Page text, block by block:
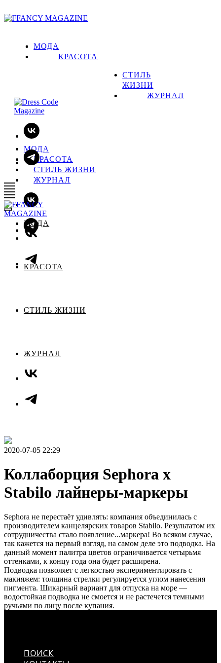
МОДА
КРАСОТА
СТИЛЬ
ЖИЗНИ
ЖУРНАЛ
МОДА
КРАСОТА
СТИЛЬ ЖИЗНИ
ЖУРНАЛ
МОДА
КРАСОТА
СТИЛЬ ЖИЗНИ
ЖУРНАЛ
2020-07-05 22:29
Коллаборция Sephora x
Stabilo лайнеры-маркеры
Sephora не перестаёт удивлять: компания объединилась с
производителем канцелярских товаров Stabilo. Результатом их
сотрудничества стало появление...маркера! Во всяком случае,
так кажется на первый взгляд, на самом деле это подводка. На
данный момент палитра цветов ограничивается четырьмя
оттенками, к концу года она будет расширена.
Подводка позволяет с легкостью экспериментировать с
макияжем: толщина стрелки регулируется углом нанесения
пигмента. Шикарный вариант для отпуска на море —
водостойкая подводка не смоется и не растечется темными
ручьями по лицу после купания.
ПОИСК